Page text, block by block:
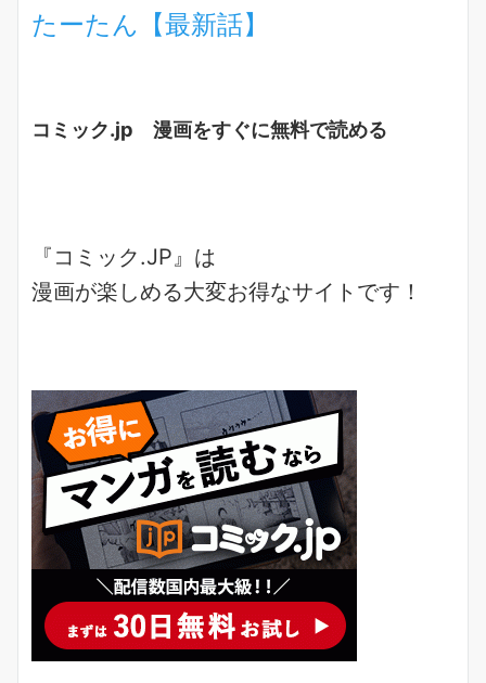
たーたん【最新話】
コミック.jp 漫画をすぐに無料で読める
『コミック.JP』は
漫画が楽しめる大変お得なサイトです！